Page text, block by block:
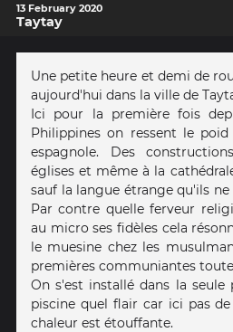
13 February 2020
Taytay
Une petite heure et demi de
aujourd'hui dans la ville de
Ici pour la première fois
Philippines on ressent le
espagnole. Des
églises et même à la
sauf la langue étrange qu'ils
Par contre quelle ferveur
au micro ses fidèles cela
le muesine chez les
premières communiantes
On s'est installé dans la seule
piscine quel flair car ici pas
chaleur est étouffante.